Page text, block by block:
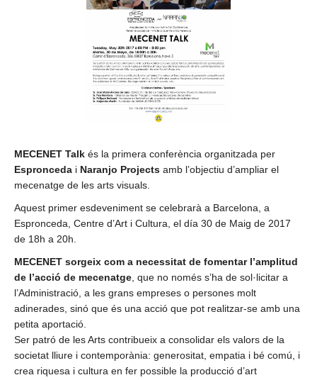
MECENET Talk és la primera conferència organitzada per
Espronceda i Naranjo Projects amb l’objectiu d’ampliar el
mecenatge de les arts visuals.
Aquest primer esdeveniment se celebrarà a Barcelona, a
Espronceda, Centre d’Art i Cultura, el día 30 de Maig de 2017
de 18h a 20h.
MECENET sorgeix com a necessitat de fomentar l’amplitud
de l’acció de mecenatge, que no només s’ha de sol·licitar a
l’Administració, a les grans empreses o persones molt
adinerades, sinó que és una acció que pot realitzar-se amb una
petita aportació.
Ser patró de les Arts contribueix a consolidar els valors de la
societat lliure i contemporània: generositat, empatia i bé comú, i
crea riquesa i cultura en fer possible la producció d’art